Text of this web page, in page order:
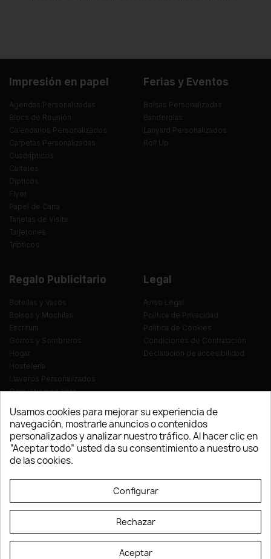
Impresión en papel
Agendas Personalizadas
Blocs de Reunión
Calendarios Personalizados
Carpetas Personalizadas
Cuadrípticos
Carteles
Dípticos
Flyer
Papel de Carta
Tarjetas de Visita
Tarjetones
Trípticos
Ferias y Eventos
Bolsas Personalizadas
Banderolas
Lanyard Personalizados
Roll Up
Regalo Publicitario
Botellas y Vasos
Bolsos y Mochilas
Escritura
Gorros y Sombreros
Hogar
Hostelería
Llaveros Personalizados
Ocio y tiempo libre
Ropa y Textil
Tecnología
Verano y playa
Vestuario laboral
Legal
Aviso Legal
Política de Privacidad
Política de Cookies
Condiciones de Contratación
Declaración de accesibilidad
© LEVELPRINT - 2026
Usamos cookies para mejorar su experiencia de
navegación, mostrarle anuncios o contenidos
personalizados y analizar nuestro tráfico. Al hacer clic en
“Aceptar todo” usted da su consentimiento a nuestro uso
de las cookies.
Configurar
Rechazar
Aceptar